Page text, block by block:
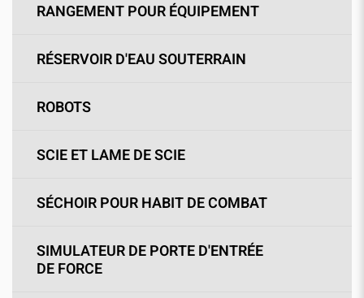
RANGEMENT POUR ÉQUIPEMENT
RÉSERVOIR D'EAU SOUTERRAIN
ROBOTS
SCIE ET LAME DE SCIE
SÉCHOIR POUR HABIT DE COMBAT
SIMULATEUR DE PORTE D'ENTRÉE
DE FORCE